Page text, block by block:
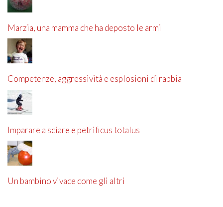
Marzia, una mamma che ha deposto le armi
Competenze, aggressività e esplosioni di rabbia
Imparare a sciare e petrificus totalus
Un bambino vivace come gli altri